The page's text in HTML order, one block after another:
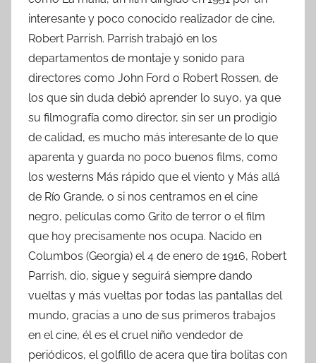
interesante y poco conocido realizador de cine,
Robert Parrish. Parrish trabajó en los
departamentos de montaje y sonido para
directores como John Ford o Robert Rossen, de
los que sin duda debió aprender lo suyo, ya que
su filmografía como director, sin ser un prodigio
de calidad, es mucho más interesante de lo que
aparenta y guarda no poco buenos films, como
los westerns Más rápido que el viento y Más allá
de Río Grande, o si nos centramos en el cine
negro, películas como Grito de terror o el film
que hoy precisamente nos ocupa. Nacido en
Columbos (Georgia) el 4 de enero de 1916, Robert
Parrish, dio, sigue y seguirá siempre dando
vueltas y más vueltas por todas las pantallas del
mundo, gracias a uno de sus primeros trabajos
en el cine, él es el cruel niño vendedor de
periódicos, el golfillo de acera que tira bolitas con